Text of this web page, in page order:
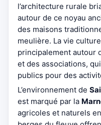
l’architecture rurale
autour de ce noyau
des maisons
meulière. La vie
principalement autour
et des associations,
publics pour des
L’environnement de
est marqué par la
agricoles et naturels